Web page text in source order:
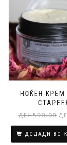
НОЌЕН КРЕМ
ДЕН590.00
ДОДАДИ ВО